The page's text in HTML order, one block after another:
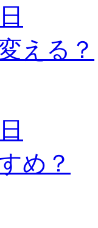
える？
め？